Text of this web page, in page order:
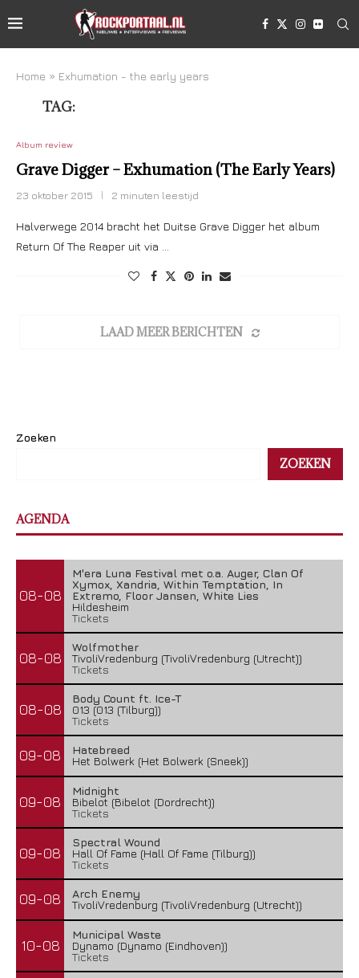
Home » Exhumation - the early years
TAG:
Album review
Grave Digger – Exhumation (The Early Years)
23 oktober 2015 2 minuten leestijd
Halverwege 2014 bracht het Duitse Grave Digger het album
Return Of The Reaper uit via …
LAAD MEER BERICHTEN
Zoeken
ZOEKEN
AGENDA
08-08
M'era Luna Festival met o.a. Auger, Clan Of
Xymox, Xandria, Within Temptation, In
Extremo, Floor Jansen, White Lies
Hildesheim
Tickets
08-08
Wolfmother
TivoliVredenburg (TivoliVredenburg (Utrecht))
Tickets
08-08
Body Count ft. Ice-T
013 (013 (Tilburg))
Tickets
09-08
Hatebreed
Het Bolwerk (Het Bolwerk (Sneek))
09-08
Midnight
Bibelot (Bibelot (Dordrecht))
Tickets
09-08
Spectral Wound
Hall Of Fame (Hall Of Fame (Tilburg))
Tickets
09-08
Arch Enemy
TivoliVredenburg (TivoliVredenburg (Utrecht))
10-08
Municipal Waste
Dynamo (Dynamo (Eindhoven))
Tickets